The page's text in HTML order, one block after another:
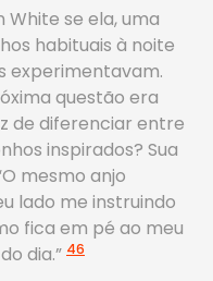
White se ela, uma
habituais à noite
experimentavam.
questão era
de diferenciar entre
inspirados? Sua
mesmo anjo
lado me instruindo
fica em pé ao meu
dia.” 46